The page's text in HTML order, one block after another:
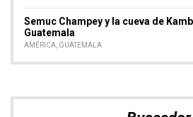
Semuc Champey y la cueva de
Guatemala
AMÉRICA, GUATEMALA